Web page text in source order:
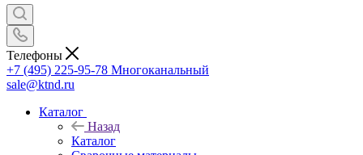
Телефоны
+7 (495) 225-95-78 Многоканальный
sale@ktnd.ru
Каталог
Назад
Каталог